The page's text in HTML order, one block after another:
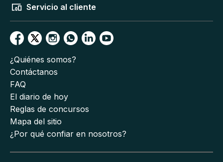
Servicio al cliente
¿Quiénes somos?
Contáctanos
FAQ
El diario de hoy
Reglas de concursos
Mapa del sitio
¿Por qué confiar en nosotros?